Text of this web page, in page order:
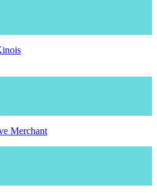
Merchant